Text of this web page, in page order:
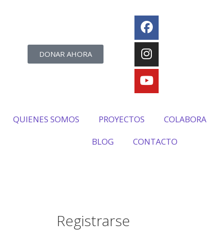
DONAR AHORA
QUIENES SOMOS PROYECTOS COLABORA
BLOG
CONTACTO
Registrarse